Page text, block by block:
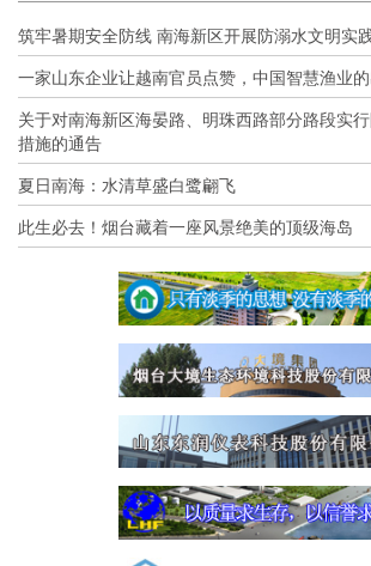
筑牢暑期安全防线 南海新区开展防溺水文明实
一家山东企业让越南官员点赞，中国智慧渔业
关于对南海新区海晏路、明珠西路部分路段实
措施的通告
夏日南海：水清草盛白鹭翩飞
此生必去！烟台藏着一座风景绝美的顶级海岛